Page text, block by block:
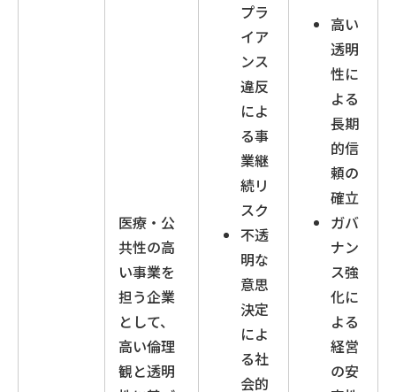
医療・公
共性の高
い事業を
担う企業
として、
高い倫理
観と透明
プラ
イア
ンス
違反
によ
る事
業継
続リ
スク
不透
明な
意思
決定
によ
る社
会的
高い
透明
性に
よる
長期
的信
頼の
確立
ガバ
ナン
ス強
化に
よる
経営
の安